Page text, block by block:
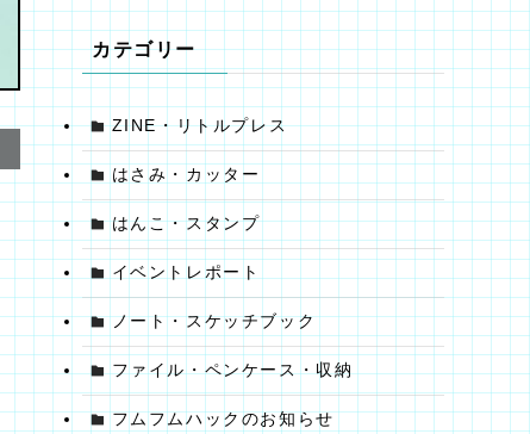
カテゴリー
ZINE・リトルプレス
はさみ・カッター
はんこ・スタンプ
イベントレポート
ノート・スケッチブック
ファイル・ペンケース・収納
フムフムハックのお知らせ